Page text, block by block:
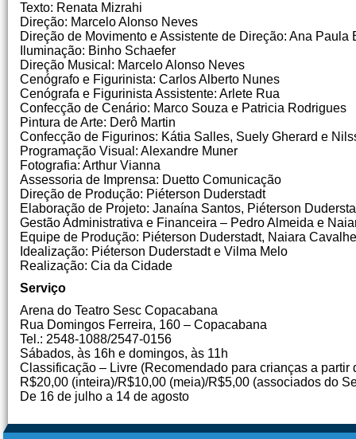
Texto: Renata Mizrahi
Direção: Marcelo Alonso Neves
Direção de Movimento e Assistente de Direção: Ana Paula
Iluminação: Binho Schaefer
Direção Musical: Marcelo Alonso Neves
Cenógrafo e Figurinista: Carlos Alberto Nunes
Cenógrafa e Figurinista Assistente: Arlete Rua
Confecção de Cenário: Marco Souza e Patricia Rodrigues
Pintura de Arte: Derô Martin
Confecção de Figurinos: Kátia Salles, Suely Gherard e
Programação Visual: Alexandre Muner
Fotografia: Arthur Vianna
Assessoria de Imprensa: Duetto Comunicação
Direção de Produção: Piéterson Duderstadt
Elaboração de Projeto: Janaína Santos, Piéterson
Gestão Administrativa e Financeira – Pedro Almeida e
Equipe de Produção: Piéterson Duderstadt, Naiara
Idealização: Piéterson Duderstadt e Vilma Melo
Realização: Cia da Cidade
Serviço
Arena do Teatro Sesc Copacabana
Rua Domingos Ferreira, 160 – Copacabana
Tel.: 2548-1088/2547-0156
Sábados, às 16h e domingos, às 11h
Classificação – Livre (Recomendado para crianças a partir
R$20,00 (inteira)/R$10,00 (meia)/R$5,00 (associados do
De 16 de julho a 14 de agosto